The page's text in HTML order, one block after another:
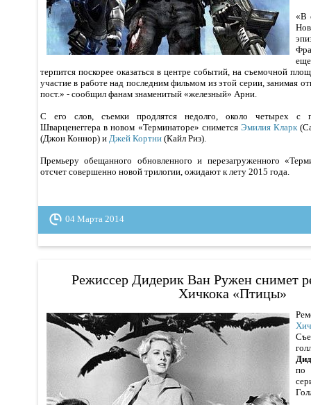
«В
терпится поскорее оказаться в центре событий, на съемочной
участие в работе над последним фильмом из этой серии, занимая
пост.» - сообщил фанам знаменитый «железный» Арни.
С его слов, съемки продлятся недолго, около четырех с
Шварценеггера в новом «Терминаторе» снимется Эмилия Кларк
(Джон Коннор) и Джей Кортни (Кайл Риз).
Премьеру обещанного обновленного и перезагруженного
отсчет совершенно новой трилогии, ожидают к лету 2015 года.
04 Марта 2014
Режиссер Дидерик Ван Ружен снимет
Хичкока «Птицы»
по